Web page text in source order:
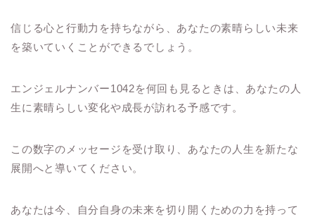
信じる心と行動力を持ちながら、あなたの素晴らしい未来
を築いていくことができるでしょう。
エンジェルナンバー1042を何回も見るときは、あなたの人
生に素晴らしい変化や成長が訪れる予感です。
この数字のメッセージを受け取り、あなたの人生を新たな
展開へと導いてください。
あなたは今、自分自身の未来を切り開くための力を持って